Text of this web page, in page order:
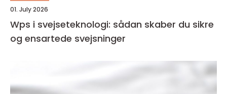
01. July 2026
Wps i svejseteknologi: sådan skaber du sikre
og ensartede svejsninger